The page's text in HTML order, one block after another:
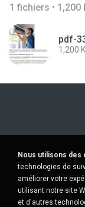
1 fichiers • 1,200
pdf-
1,200
Ne
Ne pas
Nous utilisons des
technologies de
améliorer votre
utilisant notre site
et d'autres